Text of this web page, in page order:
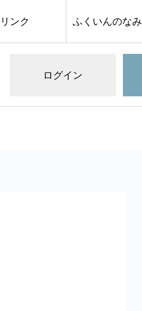
ログイン
リンク ふくいんのな